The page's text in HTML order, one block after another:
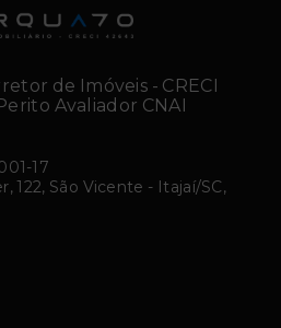
de Imóveis - CRECI
Avaliador CNAI
17
122, São Vicente - Itajaí/SC,